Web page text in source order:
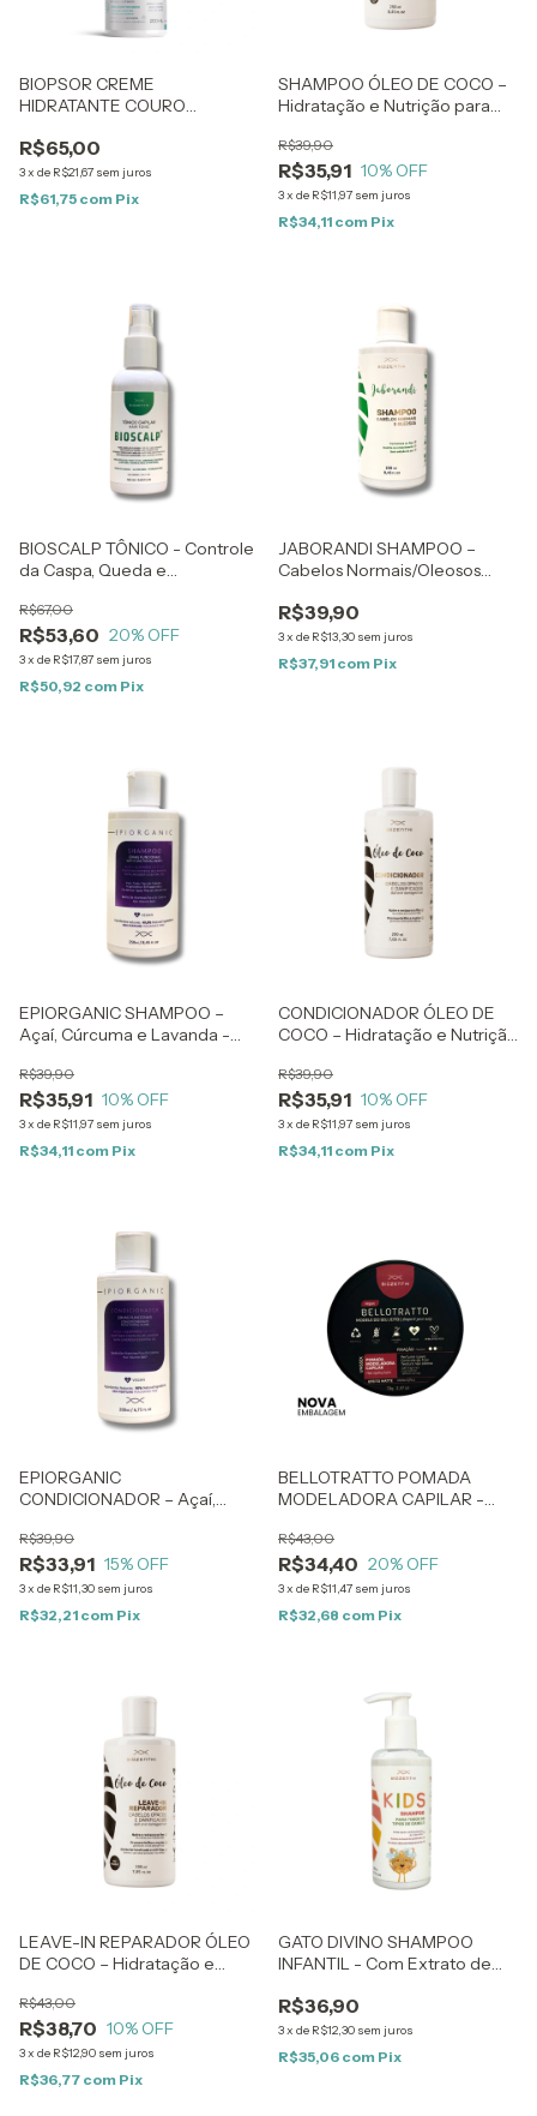
BIOPSOR CREME
HIDRATANTE COURO
Natural e Sem Corticoides –
200ml
R$65,00
3x de R$21,67 sem juros
R$61,75 com Pix
SHAMPOO ÓLEO DE COCO –
Hidratação e Nutrição para
Danificados – 250ml
R$35,91
R$39,90
10% OFF
3x de R$11,97 sem juros
R$34,11 com Pix
BIOSCALP TÔNICO - Controle
da Caspa, Queda e
R$53,60
R$67,00
20% OFF
3x de R$17,87 sem juros
R$50,92 com Pix
JABORANDI SHAMPOO –
Cabelos Normais/Oleosos
250ml
R$39,90
3x de R$13,30 sem juros
R$37,91 com Pix
EPIORGANIC SHAMPOO –
Açaí, Cúrcuma e Lavanda -
R$35,91
R$39,90
10% OFF
3x de R$11,97 sem juros
R$34,11 com Pix
CONDICIONADOR ÓLEO DE
COCO – Hidratação e Nutrição
Danificados – 200ml
R$35,91
R$39,90
10% OFF
3x de R$11,97 sem juros
R$34,11 com Pix
EPIORGANIC
CONDICIONADOR – Açaí,
Maciez - 200ml
R$33,91
R$39,90
15% OFF
3x de R$11,30 sem juros
R$32,21 com Pix
BELLOTRATTO POMADA
MODELADORA CAPILAR -
R$34,40
R$43,00
20% OFF
3x de R$11,47 sem juros
R$32,68 com Pix
LEAVE-IN REPARADOR ÓLEO
DE COCO – Hidratação e
e Danificados – 200ml
R$38,70
R$43,00
10% OFF
3x de R$12,90 sem juros
R$36,77 com Pix
GATO DIVINO SHAMPOO
INFANTIL - Com Extrato de
R$36,90
3x de R$12,30 sem juros
R$35,06 com Pix